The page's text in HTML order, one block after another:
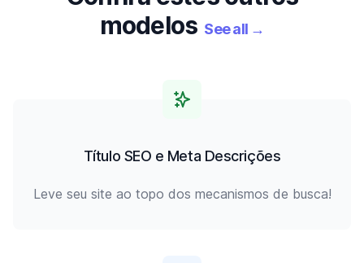
modelos See all →
Título SEO e Meta Descrições
Leve seu site ao topo dos mecanismos de busca!